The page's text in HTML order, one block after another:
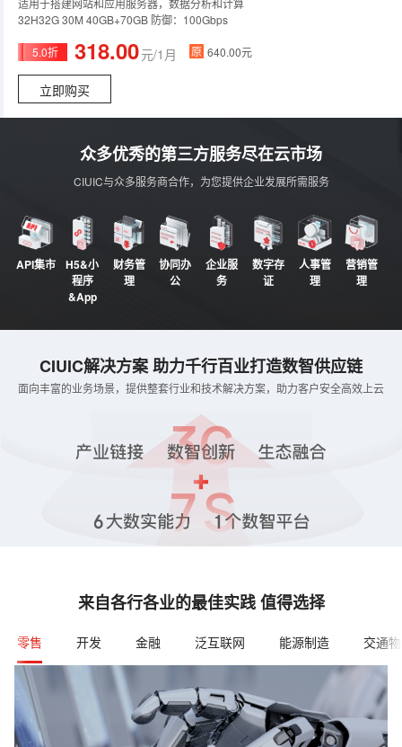
32H32G 30M 40GB+70GB 防御：100Gbps
5.0折 318.00元/1月 原 640.00元
立即购买
众多优秀的第三方服务尽在云市场
CIUIC与众多服务商合作，为您提供企业发展所需服务
API集市
H5&小
程序
&App
财务管
理
协同办
公
企业服
务
数字存
证
人事管
理
营销管
理
CIUIC解决方案 助力千行百业打造数智供应链
面向丰富的业务场景，提供整套行业和技术解决方案，助力客户安全高效上云
来自各行各业的最佳实践 值得选择
零售 开发 金融 泛互联网 能源制造 交通